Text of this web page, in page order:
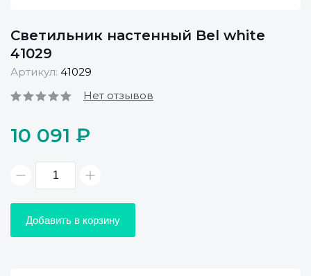
Светильник настенный Bel white
41029
Артикул: 41029
Нет отзывов
10 091 ₽
Добавить в корзину